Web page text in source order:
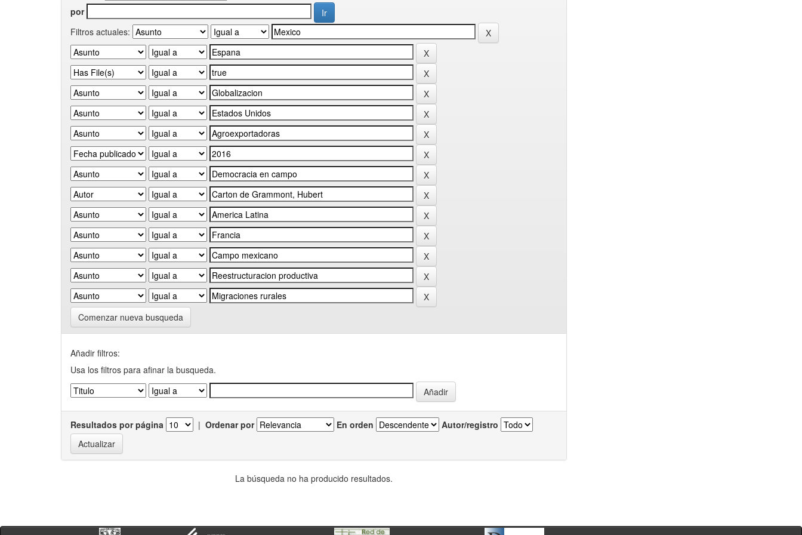
por
Filtros actuales:
Comenzar nueva busqueda
Añadir filtros:
Usa los filtros para afinar la busqueda.
Resultados por página | Ordenar por En orden Autor/registro
La búsqueda no ha producido resultados.